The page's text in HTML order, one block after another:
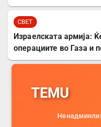
СВЕТ
Израелската армија:
операциите во Газа и
TEMU